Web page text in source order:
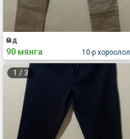
10-р хороолол
Өмд
90 мянга
1 / 3